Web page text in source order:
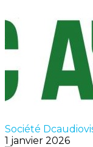
Société
1 janvier 2026